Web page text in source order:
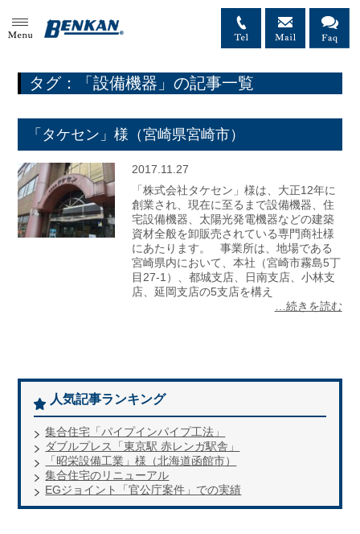
タグ：「設備機器」の記事一覧
「タケセン」様（宮崎県宮崎市）
2017.11.27
「株式会社タケセン」様は、大正12年に
創業され、現在に至るまで設備機器、住
宅設備機器、太陽光発電機器などの建築
資材全般を卸販売されている専門商社様
にあたります。 事業所は、地場である
宮崎県内において、本社（宮崎市霧島5丁
目27-1）、都城支店、日南支店、小林支
店、延岡支店の5支店を構え
…続きを読む
人気記事ランキング
集合住宅「パイプインパイプ工法」
ダブルプレス「東京駅 赤レンガ駅舎」
「昭栄設備工業」様（北海道函館市）
集合住宅のリニューアル
EGジョイント「官公庁案件」での実績